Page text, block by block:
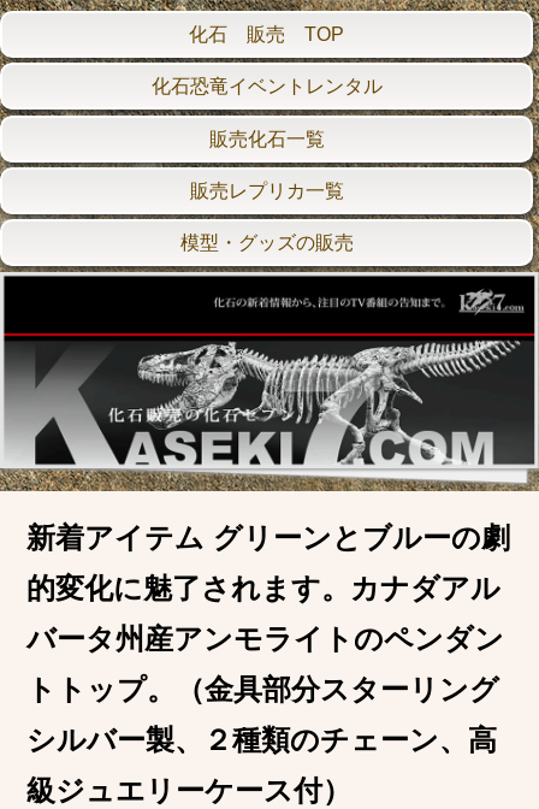
化石 販売 TOP
化石恐竜イベントレンタル
販売化石一覧
販売レプリカ一覧
模型・グッズの販売
新着アイテム グリーンとブルーの劇
的変化に魅了されます。カナダアル
バータ州産アンモライトのペンダン
トトップ。（金具部分スターリング
シルバー製、２種類のチェーン、高
級ジュエリーケース付）